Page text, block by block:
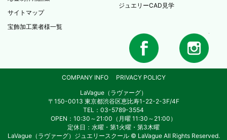
サイトマップ
宝飾加工業者様一覧
ジュエリーCAD見学
COMPANY INFO
PRIVACY POLICY
LaVague（ラヴァーグ）
〒150-0013 東京都渋谷区恵比寿1-22-2-3F/4F
TEL：03-5789-3554
OPEN：10:30～21:00（月曜 11:30～21:00）
定休日：水曜・第1火曜・第3木曜
LaVague（ラヴァーグ）ジュエリースクール © LaVague All Rights Reserved.